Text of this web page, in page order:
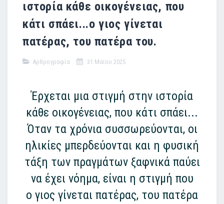
ιστορία κάθε οικογένειας, που
κάτι σπάει...ο γιος γίνεται
πατέρας, του πατέρα του.
Αρθρογραφία 31 Μαϊου 2025
Έρχεται μια στιγμή στην ιστορία
κάθε οικογένειας, που κάτι σπάει...
Όταν τα χρόνια συσσωρεύονται, οι
ηλικίες μπερδεύονται και η φυσική
τάξη των πραγμάτων ξαφνικά παύει
να έχει νόημα, είναι η στιγμή που
ο γιος γίνεται πατέρας, του πατέρα